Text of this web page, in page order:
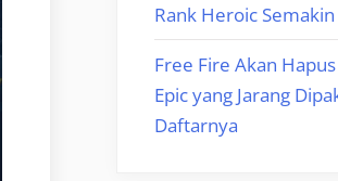
Rank Heroic
Free Fire Akan
Epic yang Jarang
Daftarnya